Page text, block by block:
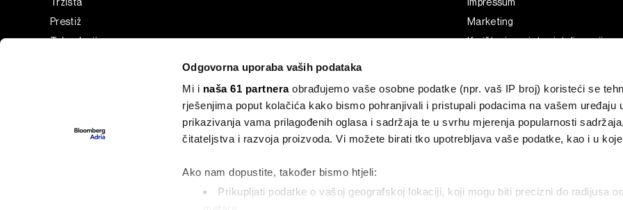
Odgovorna uporaba vaših podataka
Mi i naša 61 partneraobrađujemo vaše osobne podatke (npr. vaš IP broj) koristeći se
rješenjima poput kolačića kako bismo pohranjivali i pristupali podacima na vašem uređaju
prikazivanja vama prilagođenih oglasa i sadržaja te u svrhu mjerenja popularnosti
čitateljstva i razvoja proizvoda. Vi možete birati tko upotrebljava vaše podatke, kao i u
Ako nam dopustite, također bismo htjeli:
Prikupljati podatke o vašoj geografskoj lokaciji, koji mogu biti precizni do radijusa
Prestiž
Tehnologija
Adria Insight
Marketing
Korištenje umjetne inteligencije